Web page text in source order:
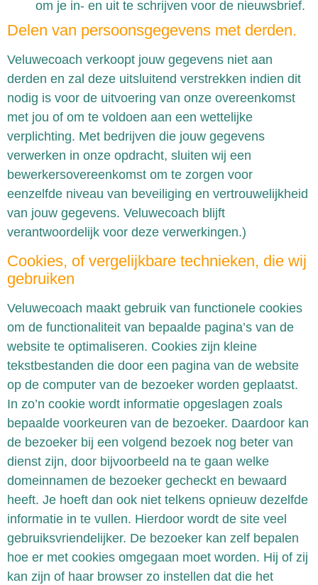
om je in- en uit te schrijven voor de nieuwsbrief.
Delen van persoonsgegevens met derden.
Veluwecoach verkoopt jouw gegevens niet aan
derden en zal deze uitsluitend verstrekken indien dit
nodig is voor de uitvoering van onze overeenkomst
met jou of om te voldoen aan een wettelijke
verplichting. Met bedrijven die jouw gegevens
verwerken in onze opdracht, sluiten wij een
bewerkersovereenkomst om te zorgen voor
eenzelfde niveau van beveiliging en vertrouwelijkheid
van jouw gegevens. Veluwecoach blijft
verantwoordelijk voor deze verwerkingen.)
Cookies, of vergelijkbare technieken, die wij
gebruiken
Veluwecoach maakt gebruik van functionele cookies
om de functionaliteit van bepaalde pagina’s van de
website te optimaliseren. Cookies zijn kleine
tekstbestanden die door een pagina van de website
op de computer van de bezoeker worden geplaatst.
In zo’n cookie wordt informatie opgeslagen zoals
bepaalde voorkeuren van de bezoeker. Daardoor kan
de bezoeker bij een volgend bezoek nog beter van
dienst zijn, door bijvoorbeeld na te gaan welke
domeinnamen de bezoeker gecheckt en bewaard
heeft. Je hoeft dan ook niet telkens opnieuw dezelfde
informatie in te vullen. Hierdoor wordt de site veel
gebruiksvriendelijker. De bezoeker kan zelf bepalen
hoe er met cookies omgegaan moet worden. Hij of zij
kan zijn of haar browser zo instellen dat die het